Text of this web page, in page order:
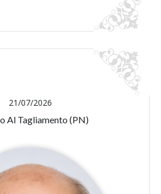
21/07/2026
Al Tagliamento (PN)